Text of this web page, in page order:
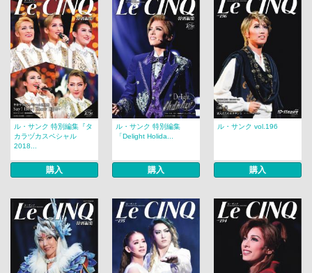
ル・サンク 特別編集『タ
カラヅカスペシャル
2018...
購入
ル・サンク 特別編集
「Delight Holida...
購入
ル・サンク vol.196
購入